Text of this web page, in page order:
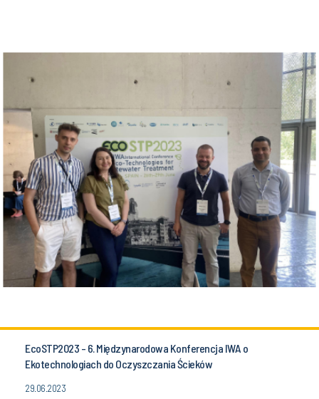
EcoSTP2023 - 6. Międzynarodowa Konferencja IWA o
Ekotechnologiach do Oczyszczania Ścieków
29.06.2023